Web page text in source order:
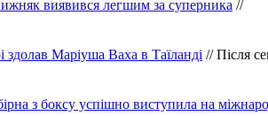
виявився легшим за суперника //
Маріуша Ваха в Таїланді // Після
з боксу успішно виступила на